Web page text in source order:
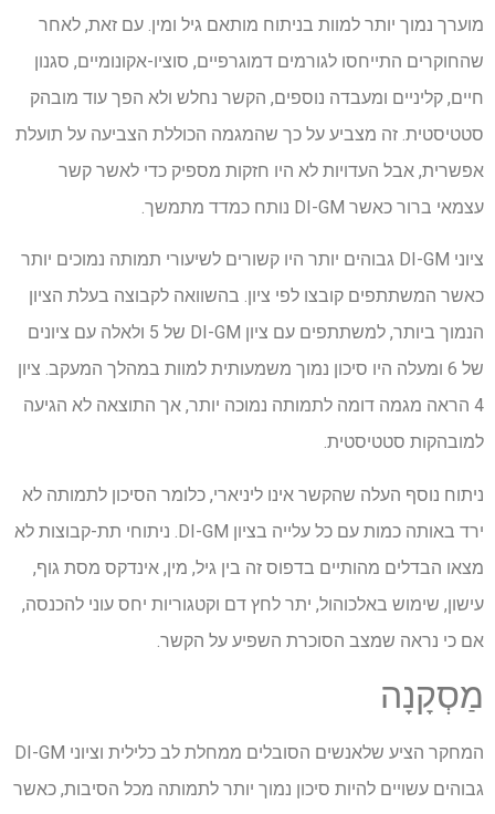
מוערך נמוך יותר למוות בניתוח מותאם גיל ומין. עם זאת, לאחר
שהחוקרים התייחסו לגורמים דמוגרפיים, סוציו-אקונומיים, סגנון
חיים, קליניים ומעבדה נוספים, הקשר נחלש ולא הפך עוד מובהק
סטטיסטית. זה מצביע על כך שהמגמה הכוללת הצביעה על תועלת
אפשרית, אבל העדויות לא היו חזקות מספיק כדי לאשר קשר
עצמאי ברור כאשר DI-GM נותח כמדד מתמשך.
ציוני DI-GM גבוהים יותר היו קשורים לשיעורי תמותה נמוכים יותר
כאשר המשתתפים קובצו לפי ציון. בהשוואה לקבוצה בעלת הציון
הנמוך ביותר, למשתתפים עם ציון DI-GM של 5 ולאלה עם ציונים
של 6 ומעלה היו סיכון נמוך משמעותית למוות במהלך המעקב. ציון
4 הראה מגמה דומה לתמותה נמוכה יותר, אך התוצאה לא הגיעה
למובהקות סטטיסטית.
ניתוח נוסף העלה שהקשר אינו ליניארי, כלומר הסיכון לתמותה לא
ירד באותה כמות עם כל עלייה בציון DI-GM. ניתוחי תת-קבוצות לא
מצאו הבדלים מהותיים בדפוס זה בין גיל, מין, אינדקס מסת גוף,
עישון, שימוש באלכוהול, יתר לחץ דם וקטגוריות יחס עוני להכנסה,
אם כי נראה שמצב הסוכרת השפיע על הקשר.
מַסְקָנָה
המחקר הציע שלאנשים הסובלים ממחלת לב כלילית וציוני DI-GM
גבוהים עשויים להיות סיכון נמוך יותר לתמותה מכל הסיבות, כאשר